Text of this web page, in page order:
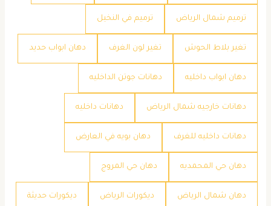
ترميم شمال الرياض ترميم في النخيل
تغير بلاط الحوش تغير لون الغرف دهان ابواب حديد
دهان ابواب داخليه دهانات جوتن الداخليه
دهانات خارجيه شمال الرياض دهانات داخليه
دهانات داخليه للغرف دهان بويه في العارض
دهان حي المحمديه دهان حي المروج
دهان شمال الرياض ديكورات الرياض ديكورات حديثة